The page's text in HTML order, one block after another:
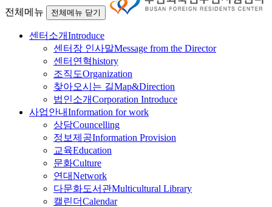
전체메뉴 전체메뉴 닫기
센터소개Introduce
센터장 인사말Message from the Director
센터연혁history
조직도Organization
찾아오시는 길Map&Direction
법인소개Corporation Introduce
사업안내Information for work
상담Councelling
정보제공Information Provision
교육Education
문화Culture
연대Network
다문화도서관Multicultural Library
캘린더Calendar